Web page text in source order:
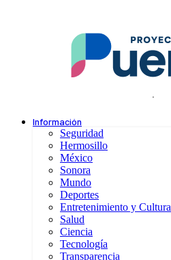
.
Información
Seguridad
Hermosillo
México
Sonora
Mundo
Deportes
Entretenimiento y Cultura
Salud
Ciencia
Tecnología
Transparencia